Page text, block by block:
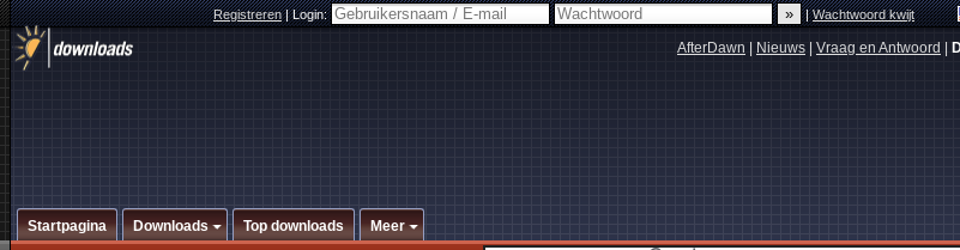
Registreren|Login: |Wachtwoord kwijt
AfterDawn Nieuws Vraag en Antwoord
Startpagina Downloads Top downloads Meer